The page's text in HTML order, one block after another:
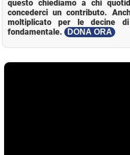
questo chiediamo a chi
concederci un contributo.
moltiplicato per le decine
fondamentale.
DONA ORA